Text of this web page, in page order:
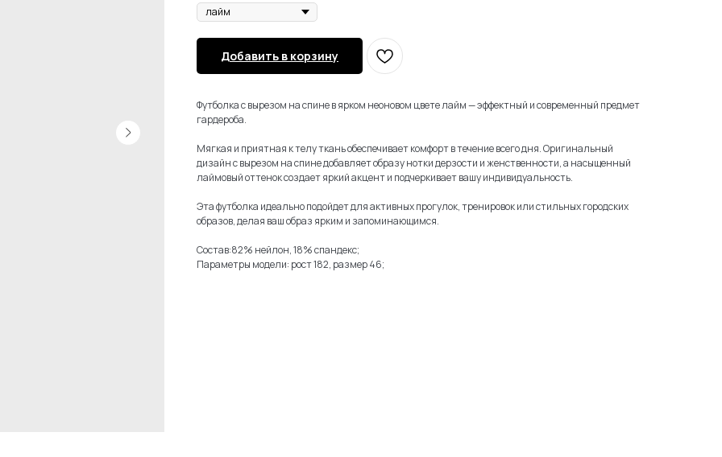
Добавить в корзину
Футболка с вырезом на спине в ярком неоновом цвете лайм — эффектный и современный предмет
гардероба.
Мягкая и приятная к телу ткань обеспечивает комфорт в течение всего дня. Оригинальный
дизайн с вырезом на спине добавляет образу нотки дерзости и женственности, а насыщенный
лаймовый оттенок создает яркий акцент и подчеркивает вашу индивидуальность.
Эта футболка идеально подойдет для активных прогулок, тренировок или стильных городских
образов, делая ваш образ ярким и запоминающимся.
Состав:82% нейлон, 18% спандекс;
Параметры модели: рост 182, размер 46;